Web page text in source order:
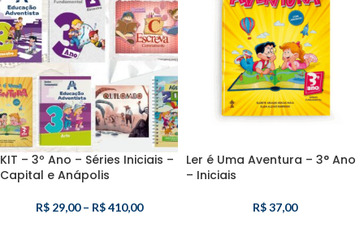
KIT – 3º Ano – Séries Iniciais –
Capital e Anápolis
R$29,00 – R$410,00
Ler é Uma Aventura – 3° Ano
– Iniciais
R$37,00